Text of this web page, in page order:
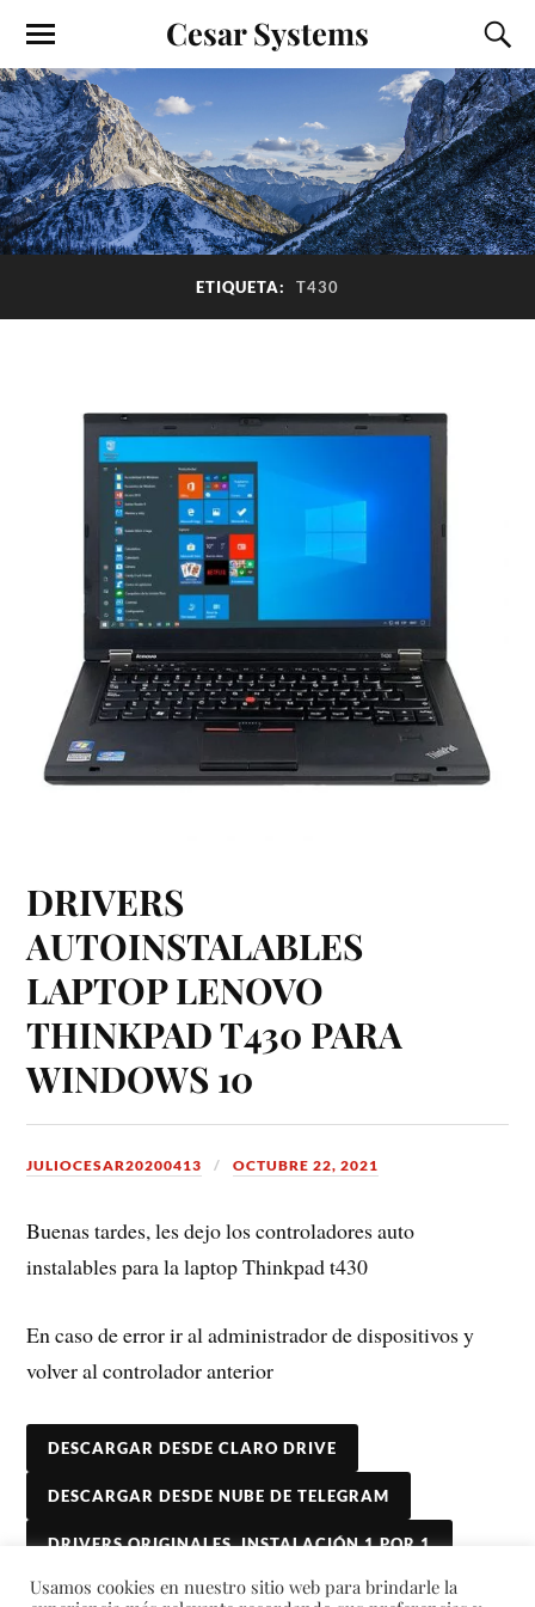
Cesar Systems
ETIQUETA: T430
DRIVERS
AUTOINSTALABLES
LAPTOP LENOVO
THINKPAD T430 PARA
WINDOWS 10
JULIOCESAR20200413 OCTUBRE 22, 2021
Buenas tardes, les dejo los controladores auto
instalables para la laptop Thinkpad t430
En caso de error ir al administrador de dispositivos y
volver al controlador anterior
DESCARGAR DESDE CLARO DRIVE
DESCARGAR DESDE NUBE DE TELEGRAM
DRIVERS ORIGINALES, INSTALACIÓN 1 POR 1
Usamos cookies en nuestro sitio web para brindarle la